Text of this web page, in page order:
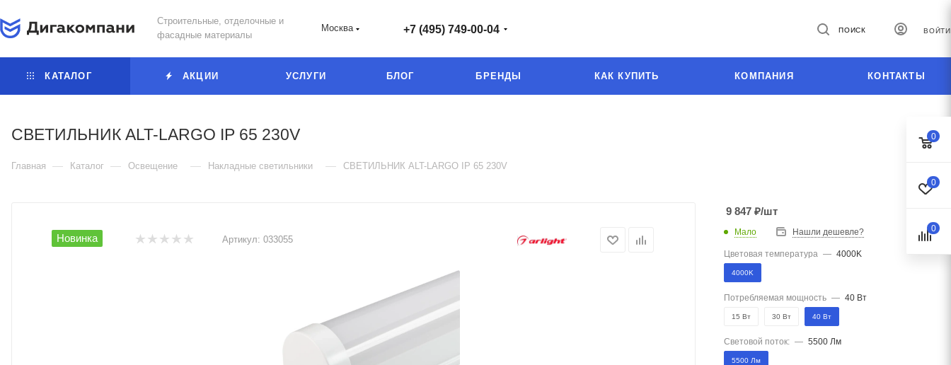
Строительные, отделочные и
фасадные материалы
Москва +7 (495) 749-00-04 ПОИСК ВОЙТИ
КАТАЛОГ АКЦИИ УСЛУГИ БЛОГ БРЕНДЫ КАК КУПИТЬ КОМПАНИЯ КОНТАКТЫ
СВЕТИЛЬНИК ALT-LARGO IP 65 230V
Главная — Каталог — Освещение — Накладные светильники — СВЕТИЛЬНИК ALT-LARGO IP 65 230V
Новинка Артикул: 033055
9 847 ₽/шт
Мало Нашли дешевле?
Цветовая температура — 4000K
4000K
Потребляемая мощность — 40 Вт
15 Вт 30 Вт 40 Вт
Световой поток: — 5500 Лм
5500 Лм
0
0
0